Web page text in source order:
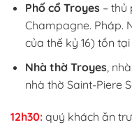
Phố cổ Troyes– thủ
Champagne. Pháp.
của thế kỷ 16) tồn
Nhà thờ Troyes,
nhà thờ Saint-Piere
12h30: quý khách ăn